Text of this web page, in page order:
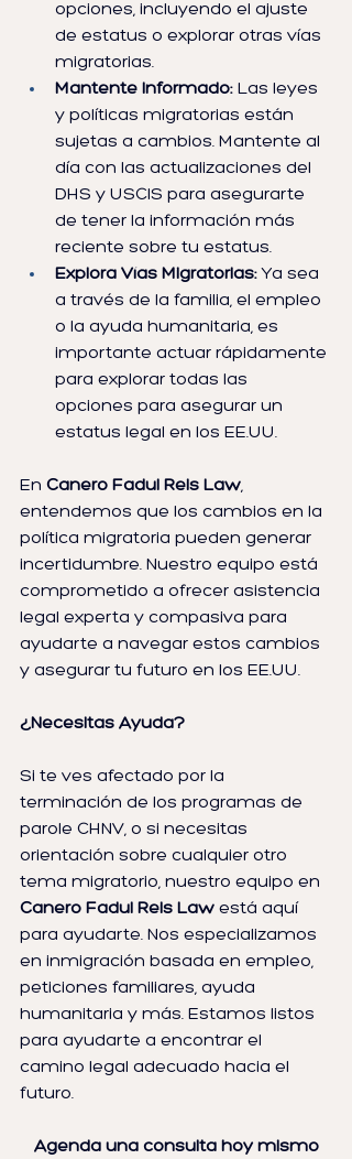
opciones, incluyendo el ajuste
de estatus o explorar otras vías
migratorias.
Mantente Informado: Las leyes
y políticas migratorias están
sujetas a cambios. Mantente al
día con las actualizaciones del
DHS y USCIS para asegurarte
de tener la información más
reciente sobre tu estatus.
Explora Vías Migratorias: Ya sea
a través de la familia, el empleo
o la ayuda humanitaria, es
importante actuar rápidamente
para explorar todas las
opciones para asegurar un
estatus legal en los EE.UU.
En Canero Fadul Reis Law,
entendemos que los cambios en la
política migratoria pueden generar
incertidumbre. Nuestro equipo está
comprometido a ofrecer asistencia
legal experta y compasiva para
ayudarte a navegar estos cambios
y asegurar tu futuro en los EE.UU.
¿Necesitas Ayuda?
Si te ves afectado por la
terminación de los programas de
parole CHNV, o si necesitas
orientación sobre cualquier otro
tema migratorio, nuestro equipo en
Canero Fadul Reis Law está aquí
para ayudarte. Nos especializamos
en inmigración basada en empleo,
peticiones familiares, ayuda
humanitaria y más. Estamos listos
para ayudarte a encontrar el
camino legal adecuado hacia el
futuro.
Agenda una consulta hoy mismo